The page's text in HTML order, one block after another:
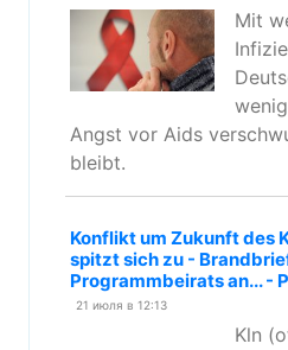
Mit
Angst vor Aids
bleibt.
Konflikt um Zukunft des
spitzt sich zu -
Programmbeirats an... -
21 июля в 12:13
Kln